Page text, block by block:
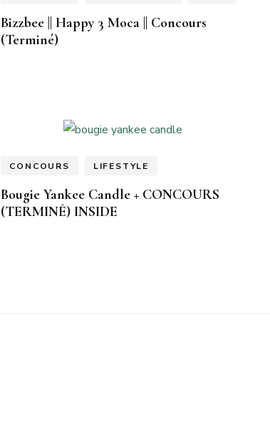
Bizzbee || Happy 3 Moca || Concours
(Terminé)
CONCOURS LIFESTYLE
Bougie Yankee Candle + CONCOURS
(TERMINÉ) INSIDE